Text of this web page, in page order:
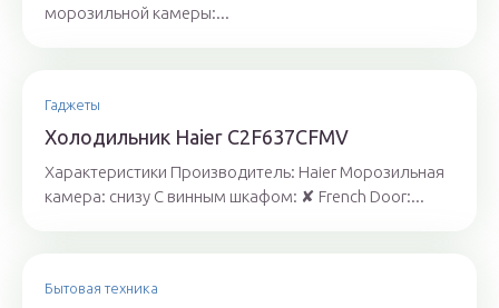
морозильной камеры:...
Гаджеты
Холодильник Haier C2F637CFMV
Характеристики Производитель: Haier Морозильная
камера: снизу С винным шкафом: ✘ French Door:...
Бытовая техника